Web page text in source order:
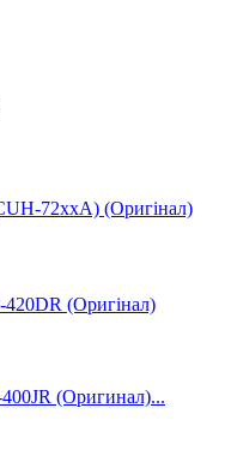
72xxA) (Оригінал)
(Оригінал)
(Оригинал)...